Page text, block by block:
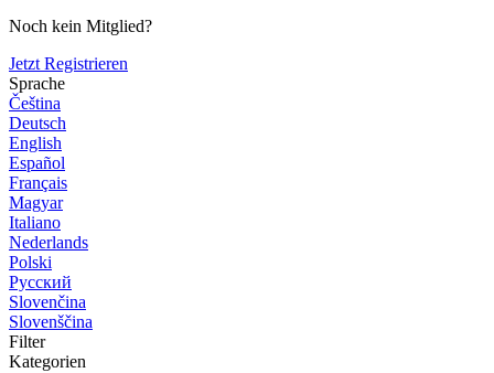
Noch kein Mitglied?
Jetzt Registrieren
Sprache
Čeština
Deutsch
English
Español
Français
Magyar
Italiano
Nederlands
Polski
Русский
Slovenčina
Slovenščina
Filter
Kategorien